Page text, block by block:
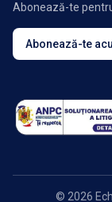
Abonează-te
Abonează-te
© 2026